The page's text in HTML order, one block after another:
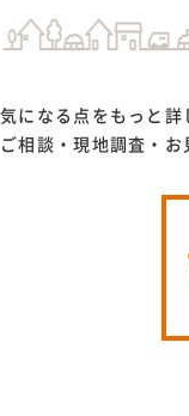
気になる点をもっと詳
ご相談・現地調査・お